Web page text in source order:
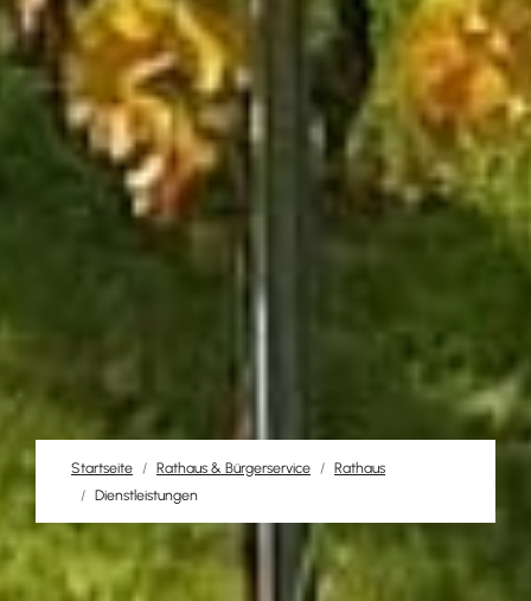
Startseite Rathaus & Bürgerservice
Rathaus
Dienstleistungen